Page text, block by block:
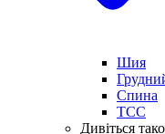
Шия
Спина
ТСС
Дивіться